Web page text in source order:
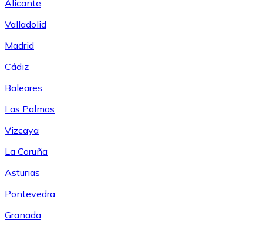
Alicante
Valladolid
Madrid
Cádiz
Baleares
Las Palmas
Vizcaya
La Coruña
Asturias
Pontevedra
Granada